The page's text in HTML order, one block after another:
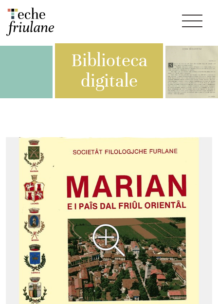
Biblioteca
digitale